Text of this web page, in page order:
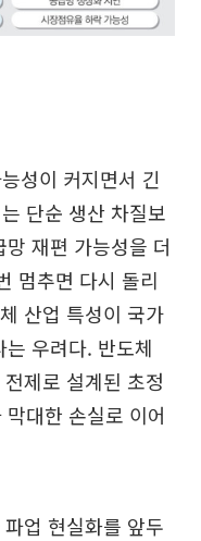
성이 커지면서 긴
단순 생산 차질보
재편 가능성을 더
멈추면 다시 돌리
산업 특성이 국가
우려다. 반도체
제로 설계된 초정
대한 손실로 이어
업 현실화를 앞두